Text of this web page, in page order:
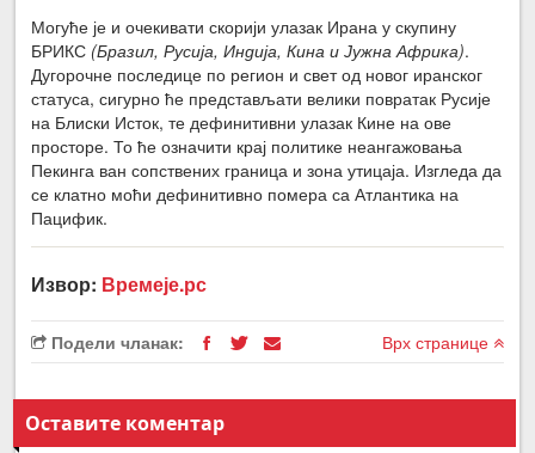
Могуће је и очекивати скорији улазак Ирана у скупину
БРИКС (Бразил, Русија, Индија, Кина и Јужна Африка).
Дугорочне последице по регион и свет од новог иранског
статуса, сигурно ће представљати велики повратак Русије
на Блиски Исток, те дефинитивни улазак Кине на ове
просторе. То ће означити крај политике неангажовања
Пекинга ван сопствених граница и зона утицаја. Изгледа да
се клатно моћи дефинитивно помера са Атлантика на
Пацифик.
Извор: Времеје.рс
Подели чланак: Врх странице
Оставите коментар